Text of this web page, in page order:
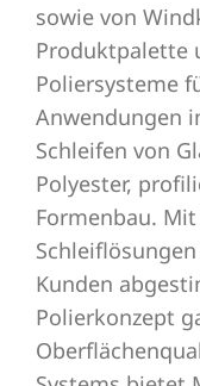
sowie von
Produktpalette
Poliersysteme
Anwendungen
Schleifen von
Polyester,
Formenbau.
Kunden
Polierkonzept